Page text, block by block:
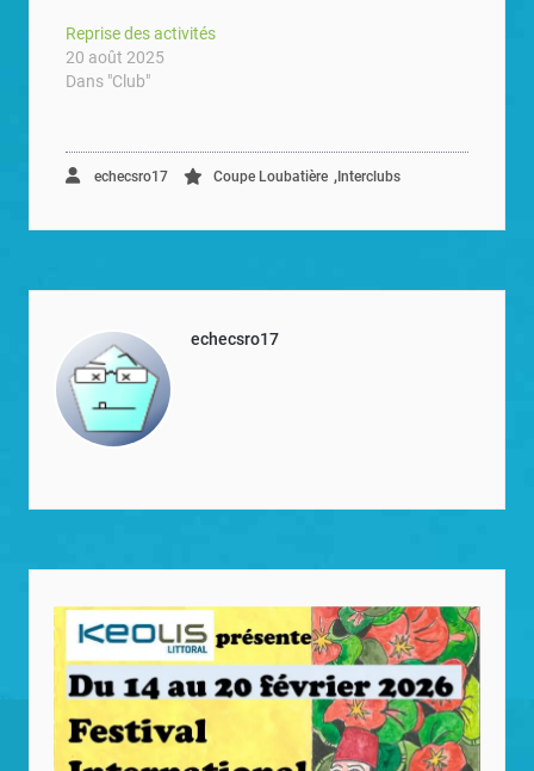
Reprise des activités
20 août 2025
Dans "Club"
echecsro17 Coupe Loubatière , Interclubs
echecsro17